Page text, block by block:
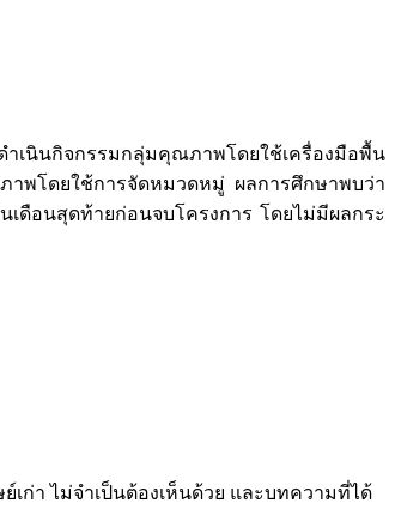
เนินกิจกรรมกลุ่มคุณภาพโดยใช้เครื่องมือพื้น
าพโดยใช้การจัดหมวดหมู่ ผลการศึกษาพบว่า
เดือนสุดท้ายก่อนจบโครงการ โดยไม่มีผลกระ
ก่า ไม่จำเป็นต้องเห็นด้วย และบทความที่ได้